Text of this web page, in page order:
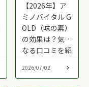
【2026年】ア
ミノバイタル G
OLD（味の素）
の効果は？気に
なる口コミを紹
2026/07/02